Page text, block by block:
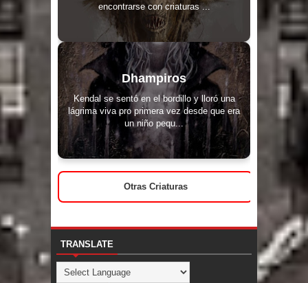
encontrarse con criaturas ...
Dhampiros
Kendal se sentó en el bordillo y lloró una
lágrima viva pro primera vez desde que era
un niño pequ...
Otras Criaturas
TRANSLATE